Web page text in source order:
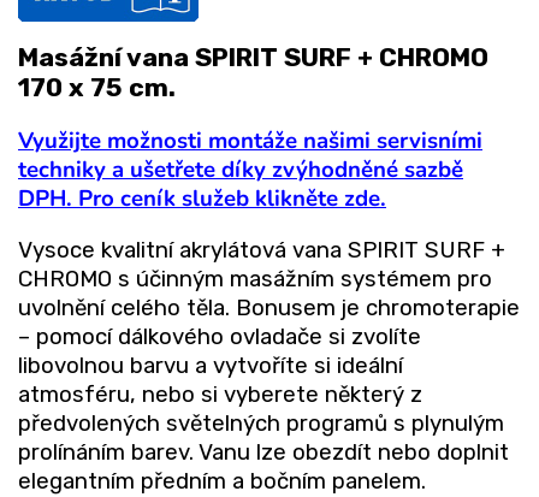
Masážní vana SPIRIT SURF + CHROMO
170 x 75 cm.
Využijte možnosti montáže našimi servisními
techniky a ušetřete díky zvýhodněné sazbě
DPH. Pro ceník služeb klikněte zde.
Vysoce kvalitní akrylátová vana SPIRIT SURF +
CHROMO s účinným masážním systémem pro
uvolnění celého těla. Bonusem je chromoterapie
– pomocí dálkového ovladače si zvolíte
libovolnou barvu a vytvoříte si ideální
atmosféru, nebo si vyberete některý z
předvolených světelných programů s plynulým
prolínáním barev. Vanu lze obezdít nebo doplnit
elegantním předním a bočním panelem.